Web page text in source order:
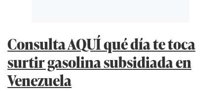
Consulta AQUÍ qué día te toca
surtir gasolina subsidiada en
Venezuela